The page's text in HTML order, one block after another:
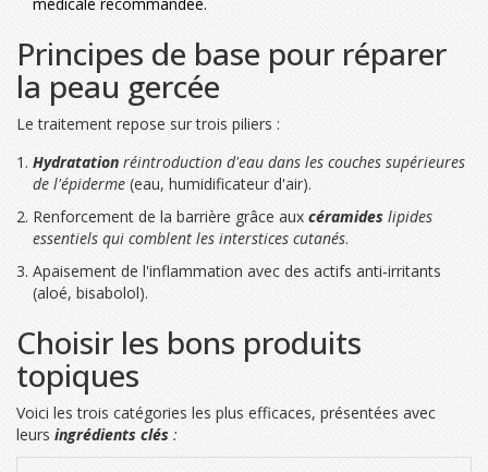
médicale recommandée.
Principes de base pour réparer
la peau gercée
Le traitement repose sur trois piliers :
Hydratation réintroduction d'eau dans les couches supérieures
de l'épiderme (eau, humidificateur d'air).
Renforcement de la barrière grâce aux céramides lipides
essentiels qui comblent les interstices cutanés.
Apaisement de l'inflammation avec des actifs anti‑irritants
(aloé, bisabolol).
Choisir les bons produits
topiques
Voici les trois catégories les plus efficaces, présentées avec
leurs ingrédients clés :